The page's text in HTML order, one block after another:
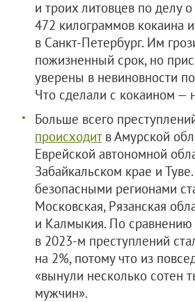
и троих литовцев по делу
472 килограммов кокаина
в Санкт-Петербург. Им
пожизненный срок, но
уверены в невиновности
Что сделали с кокаином —
Больше всего
происходитв Амурской
Еврейской автономной
Забайкальском крае и
безопасными регионами
Московская, Рязанская
и Калмыкия. По сравнению
в 2023-м преступлений
на 2%, потому что из
«вынули несколько сотен
мужчин».